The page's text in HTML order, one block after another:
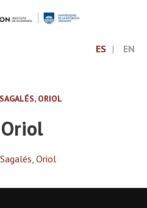
ES EN
ORIOL
Oriol
Oriol